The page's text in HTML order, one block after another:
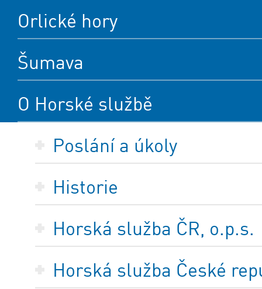
Orlické hory
Šumava
O Horské službě
Poslání a úkoly
Historie
Horská služba ČR, o.p.s.
Horská služba České